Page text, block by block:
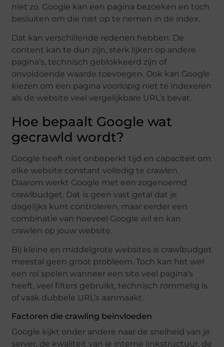
niet zo. Google kan een pagina bezoeken en toch
besluiten om die niet op te nemen in de index.
Dat kan verschillende redenen hebben. De
content kan te dun zijn, sterk lijken op andere
pagina’s, technisch geblokkeerd zijn of
onvoldoende waarde toevoegen. Ook kan Google
kiezen om een pagina voorlopig niet te indexeren
als de website veel vergelijkbare URL’s bevat.
Hoe bepaalt Google wat
gecrawld wordt?
Google heeft niet onbeperkt tijd en capaciteit om
elke website constant volledig te crawlen.
Daarom werkt Google met een zogenoemd
crawlbudget. Dat is geen vast getal dat je
dagelijks kunt controleren, maar eerder een
combinatie van hoeveel Google wil en kan
crawlen op jouw website.
Bij kleine en middelgrote websites is crawlbudget
meestal geen groot probleem. Toch kan het wel
een rol spelen wanneer een site veel pagina’s
heeft, veel filters gebruikt, technisch rommelig is
of vaak dubbele URL’s aanmaakt.
Factoren die crawling beïnvloeden
Google kijkt onder andere naar de snelheid van je
server, de kwaliteit van je interne linkstructuur, de